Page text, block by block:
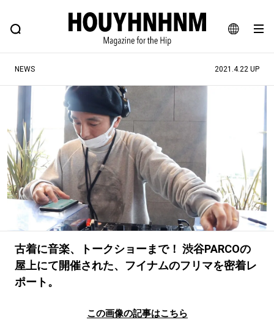
JA
EN
FEATURE BLOG SNAP
ヒップなファッション、カルチャー、ライフスタイルWEBマガジン
#注目のタグ
#SHOPPING ADDICT #憧れの逸品
#ESSENTIAL DESIGNS #古着サミット
#NEW VINTAGE #マイナーグッド図鑑
#路地裏てぃーん。 #MONTHLY JOURNAL
#GH 銘品の所以 #フイナムのYouTube
#Commune H #FOCUS IT #AH.H
#ととけん #FASHION #MUSIC #MOVIE
#LIFESTYLE #SNEAKER #OUTDOOR
NEWS 2021.4.22 UP
古着に音楽、トークショーまで！ 渋谷PARCOの
屋上にて開催された、フイナムのフリマを密着レ
ポート。
この画像の記事はこちら